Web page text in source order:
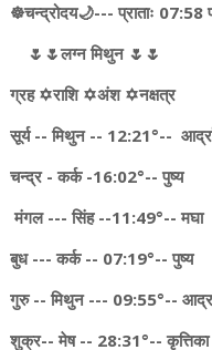
☸चन्द्रोदय🌙--- प्राताः 07:58
🌷🌷लग्न मिथुन 🌷🌷
ग्रह ✡️राशि ✡️अंश ✡️नक्षत्र
सूर्य -- मिथुन -- 12:21°--
चन्द्र - कर्क -16:02°-- पुष्य
मंगल --- सिंह --11:49°-- मघा
बुध --- कर्क -- 07:19°-- पुष्य
गुरु -- मिथुन --- 09:55°--
शुक्र-- मेष -- 28:31°-- कृत्तिका